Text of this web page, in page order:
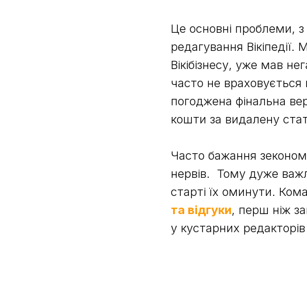
Це основні проблеми,
редагування
Вікібізнесу, уже мав
часто не враховується
погоджена фінальна
кошти за видалену
Часто бажання
нервів. Тому дуже
старті їх оминути.
та відгуки, перш ніж
у кустарних